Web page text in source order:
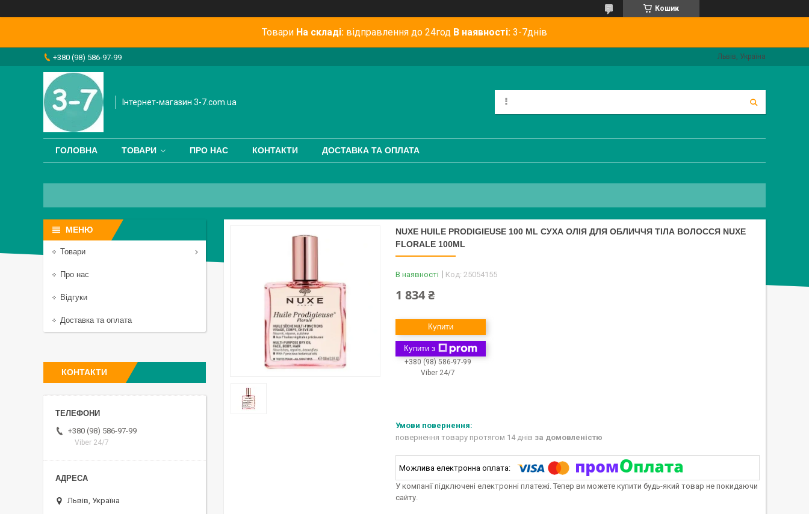
Кошик
Товари На складі: відправлення до 24год В наявності: 3-7днів
+380 (98) 586-97-99 Львів, Україна
Інтернет-магазин 3-7.com.ua
ГОЛОВНА ТОВАРИ ПРО НАС КОНТАКТИ ДОСТАВКА ТА ОПЛАТА
NUXE HUILE PRODIGIEUSE 100 ML СУХА ОЛІЯ ДЛЯ ОБЛИЧЧЯ ТІЛА ВОЛОССЯ NUXE
FLORALE 100ML
В наявності Код: 25054155
1 834 ₴
Купити
Купити з
+380 (98) 586-97-99
Viber 24/7
повернення товару протягом 14 днів за домовленістю
У компанії підключені електронні платежі. Тепер ви можете купити будь-який товар не покидаючи
сайту.
Товари
Про нас
Відгуки
Доставка та оплата
КОНТАКТИ
+380 (98) 586-97-99
Viber 24/7
Львів, Україна